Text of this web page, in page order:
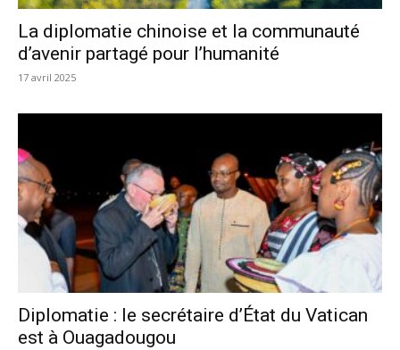
La diplomatie chinoise et la communauté
d’avenir partagé pour l’humanité
17 avril 2025
Diplomatie : le secrétaire d’État du Vatican
est à Ouagadougou